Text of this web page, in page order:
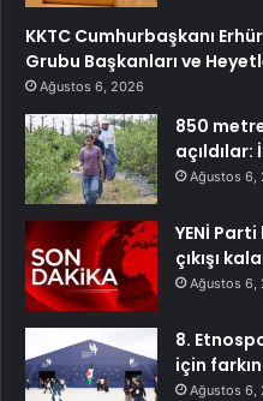
KKTC Cumhurbaşkanı
Grubu Başkanları ve
Ağustos 6, 2026
850
Ağustos 6,
YENİ
çıkışı
Ağustos 6,
8.
için
Ağustos 6,